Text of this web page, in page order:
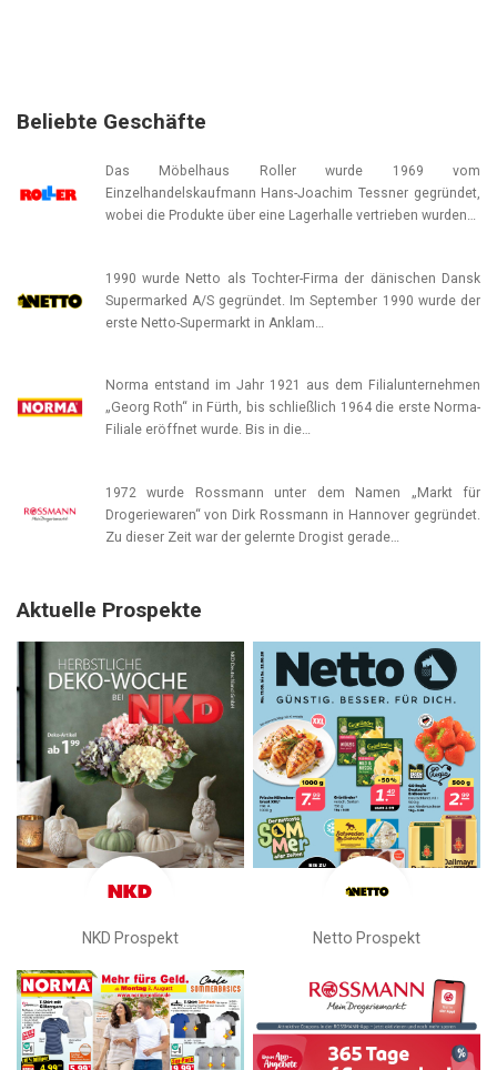
Beliebte Geschäfte
Das Möbelhaus Roller wurde 1969 vom
Einzelhandelskaufmann Hans-Joachim Tessner gegründet,
wobei die Produkte über eine Lagerhalle vertrieben wurden…
1990 wurde Netto als Tochter-Firma der dänischen Dansk
Supermarked A/S gegründet. Im September 1990 wurde der
erste Netto-Supermarkt in Anklam…
Norma entstand im Jahr 1921 aus dem Filialunternehmen
„Georg Roth“ in Fürth, bis schließlich 1964 die erste Norma-
Filiale eröffnet wurde. Bis in die…
1972 wurde Rossmann unter dem Namen „Markt für
Drogeriewaren“ von Dirk Rossmann in Hannover gegründet.
Zu dieser Zeit war der gelernte Drogist gerade…
Aktuelle Prospekte
NKD Prospekt Netto Prospekt